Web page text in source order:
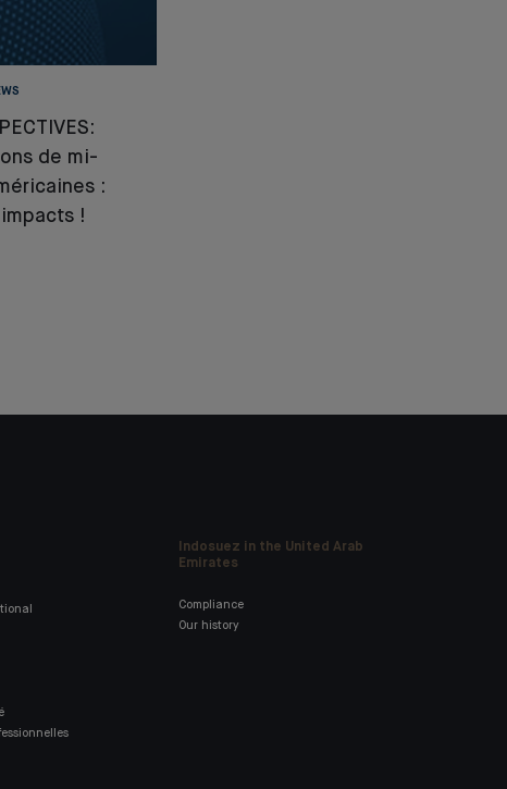
de mi-
:
!
Indosuez in the United Arab
Emirates
Compliance
Our history